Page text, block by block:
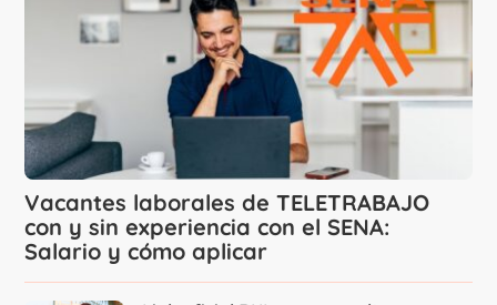
Vacantes laborales de TELETRABAJO
con y sin experiencia con el SENA:
Salario y cómo aplicar